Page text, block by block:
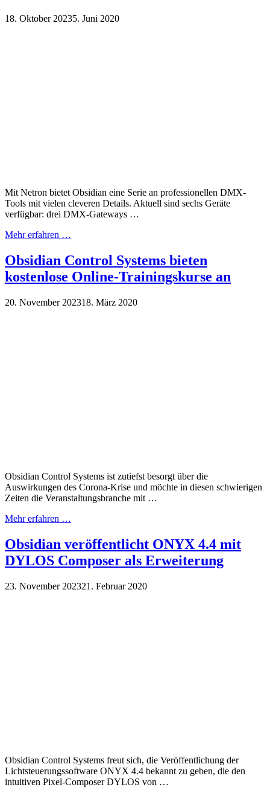
18. Oktober 20235. Juni 2020
Mit Netron bietet Obsidian eine Serie an professionellen DMX-
Tools mit vielen cleveren Details. Aktuell sind sechs Geräte
verfügbar: drei DMX-Gateways …
Mehr erfahren …
Obsidian Control Systems bieten
kostenlose Online-Trainingskurse an
20. November 202318. März 2020
Obsidian Control Systems ist zutiefst besorgt über die
Auswirkungen des Corona-Krise und möchte in diesen schwierigen
Zeiten die Veranstaltungsbranche mit …
Mehr erfahren …
Obsidian veröffentlicht ONYX 4.4 mit
DYLOS Composer als Erweiterung
23. November 202321. Februar 2020
Obsidian Control Systems freut sich, die Veröffentlichung der
Lichtsteuerungssoftware ONYX 4.4 bekannt zu geben, die den
intuitiven Pixel-Composer DYLOS von …